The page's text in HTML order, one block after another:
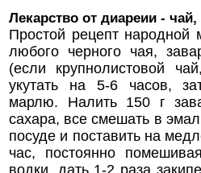
Лекарство от диареии - чай,
Простой рецепт народной
любого черного чая,
(если крупнолистовой
укутать на 5-6 часов,
марлю. Налить 150 г
сахара, все смешать в
посуде и поставить на
час, постоянно